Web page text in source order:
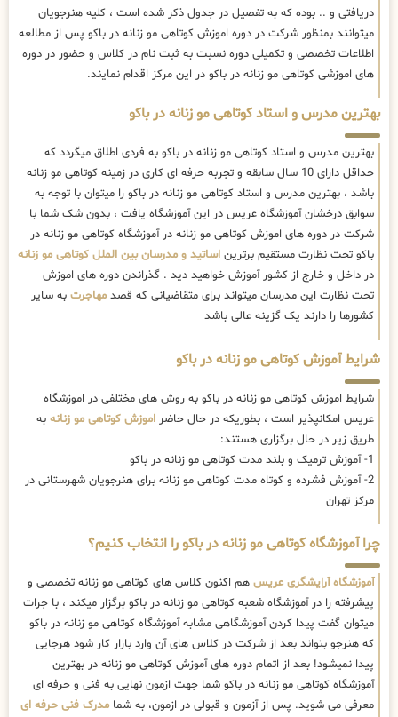
دریافتی و .. بوده که به تفصیل در جدول ذکر شده است ، کلیه هنرجویان
میتوانند بمنظور شرکت در دوره اموزش کوتاهی مو زنانه در باکو پس از مطالعه
اطلاعات تخصصی و تکمیلی دوره نسبت به ثبت نام در کلاس و حضور در دوره
های اموزشی کوتاهی مو زنانه در باکو در این مرکز اقدام نمایند.
بهترین مدرس و استاد کوتاهی مو زنانه در باکو
بهترین مدرس و استاد کوتاهی مو زنانه در باکو به فردی اطلاق میگردد که
حداقل دارای 10 سال سابقه و تجربه حرفه ای کاری در زمینه کوتاهی مو زنانه
باشد ، بهترین مدرس و استاد کوتاهی مو زنانه در باکو را میتوان با توجه به
سوابق درخشان آموزشگاه عریس در این آموزشگاه یافت ، بدون شک شما با
شرکت در دوره های اموزش کوتاهی مو زنانه در آموزشگاه کوتاهی مو زنانه در
باکو تحت نظارت مستقیم برترین اساتید و مدرسان بین الملل کوتاهی مو زنانه
در داخل و خارج از کشور آموزش خواهید دید . گذراندن دوره های اموزش
تحت نظارت این مدرسان میتواند برای متقاضیانی که قصد مهاجرت به سایر
کشورها را دارند یک گزینه عالی باشد
شرایط آموزش کوتاهی مو زنانه در باکو
شرایط اموزش کوتاهی مو زنانه در باکو به روش های مختلفی در اموزشگاه
عریس امکانپذیر است ، بطوریکه در حال حاضر اموزش کوتاهی مو زنانه به
طریق زیر در حال برگزاری هستند:
1- آموزش ترمیک و بلند مدت کوتاهی مو زنانه در باکو
2- آموزش فشرده و کوتاه مدت کوتاهی مو زنانه برای هنرجویان شهرستانی در
مرکز تهران
چرا آموزشگاه کوتاهی مو زنانه در باکو را انتخاب کنیم؟
آموزشگاه آرایشگری عریس هم اکنون کلاس های کوتاهی مو زنانه تخصصی و
پیشرفته را در آموزشگاه شعبه کوتاهی مو زنانه در باکو برگزار میکند ، با جرات
میتوان گفت پیدا کردن آموزشگاهی مشابه آموزشگاه کوتاهی مو زنانه در باکو
که هنرجو بتواند بعد از شرکت در کلاس های آن وارد بازار کار شود هرجایی
پیدا نمیشود! بعد از اتمام دوره های آموزش کوتاهی مو زنانه در بهترین
آموزشگاه کوتاهی مو زنانه در باکو شما جهت ازمون نهایی به فنی و حرفه ای
معرفی می شوید. پس از آزمون و قبولی در ازمون، به شما مدرک فنی حرفه ای